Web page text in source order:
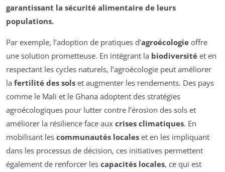
garantissant la sécurité alimentaire de leurs
populations.
Par exemple, l’adoption de pratiques d’agroécologie offre
une solution prometteuse. En intégrant la biodiversité et en
respectant les cycles naturels, l’agroécologie peut améliorer
la fertilité des sols et augmenter les rendements. Des pays
comme le Mali et le Ghana adoptent des stratégies
agroécologiques pour lutter contre l’érosion des sols et
améliorer la résilience face aux crises climatiques. En
mobilisant les communautés locales et en les impliquant
dans les processus de décision, ces initiatives permettent
également de renforcer les capacités locales, ce qui est